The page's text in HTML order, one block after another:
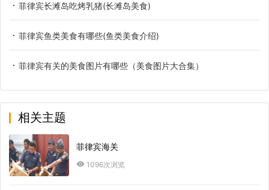
菲律宾长滩岛吃烤乳猪(长滩岛美食)
菲律宾鱼类美食有哪些(鱼类美食介绍)
菲律宾有关的美食图片有哪些（美食图片大合集）
相关主题
菲律宾海关
1096次浏览